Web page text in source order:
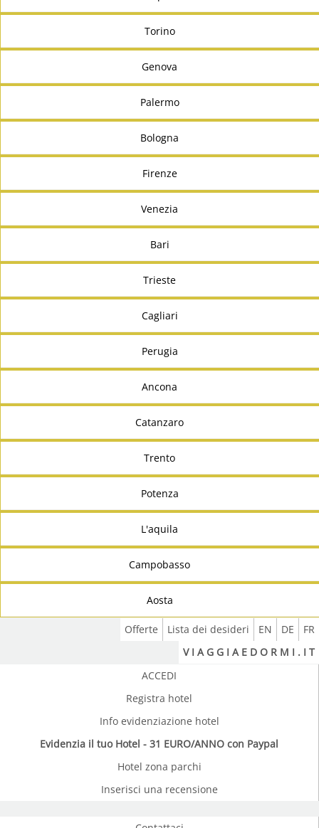
Torino
Genova
Palermo
Bologna
Firenze
Venezia
Bari
Trieste
Cagliari
Perugia
Ancona
Catanzaro
Trento
Potenza
L'aquila
Campobasso
Aosta
FR
DE
EN
Lista dei desideri
Offerte
V I A G G I A E D O R M I . I T
ACCEDI
Registra hotel
Info evidenziazione hotel
Evidenzia il tuo Hotel - 31 EURO/ANNO con Paypal
Hotel zona parchi
Inserisci una recensione